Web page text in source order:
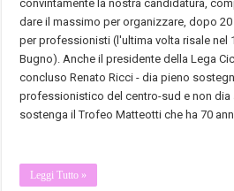
convintamente la nostra candidatura,
dare il massimo per organizzare, dopo
per professionisti (l'ultima volta risale nel
Bugno). Anche il presidente della Lega
concluso Renato Ricci - dia pieno
professionistico del centro-sud e non dia
sostenga il Trofeo Matteotti che ha 70
Leggi Tutto »